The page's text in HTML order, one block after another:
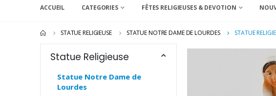
ACCUEIL CATEGORIES FÊTES RELIGIEUSES & DEVOTION
STATUE RELIGIEUSE STATUE NOTRE DAME DE LOURDES STATUE
Statue Religieuse
Statue Notre Dame de
Lourdes